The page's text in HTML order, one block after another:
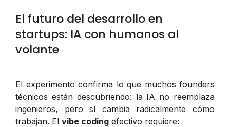
El futuro del desarrollo en
startups: IA con humanos al
volante
El experimento confirma lo que muchos founders
técnicos están descubriendo: la IA no reemplaza
ingenieros, pero sí cambia radicalmente cómo
trabajan. El vibe coding efectivo requiere: